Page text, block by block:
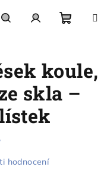
košík
koule,
skla –
hodnocení